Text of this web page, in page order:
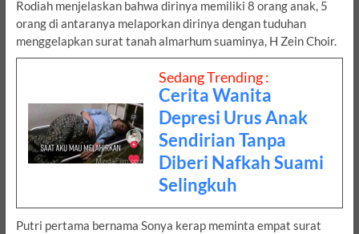
Rodiah menjelaskan bahwa dirinya memiliki 8 orang anak, 5
orang di antaranya melaporkan dirinya dengan tuduhan
menggelapkan surat tanah almarhum suaminya, H Zein Choir.
Sedang Trending :
Cerita Wanita
Depresi Urus Anak
Sendirian Tanpa
Diberi Nafkah Suami
Selingkuh
Putri pertama bernama Sonya kerap meminta empat surat